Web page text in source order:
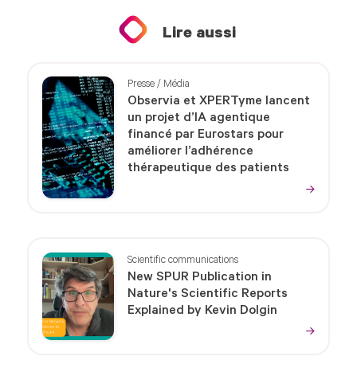
Lire aussi
Presse / Média
Observia et XPERTyme lancent
un projet d’IA agentique
financé par Eurostars pour
améliorer l’adhérence
thérapeutique des patients
Scientific communications
New SPUR Publication in
Nature's Scientific Reports
Explained by Kevin Dolgin